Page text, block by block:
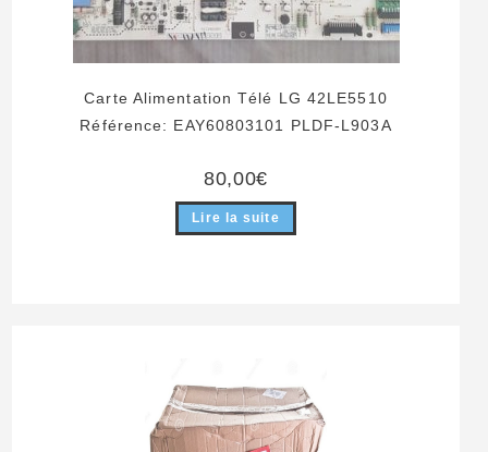
Carte Alimentation Télé LG 42LE5510
Référence: EAY60803101 PLDF-L903A
80,00€
Lire la suite